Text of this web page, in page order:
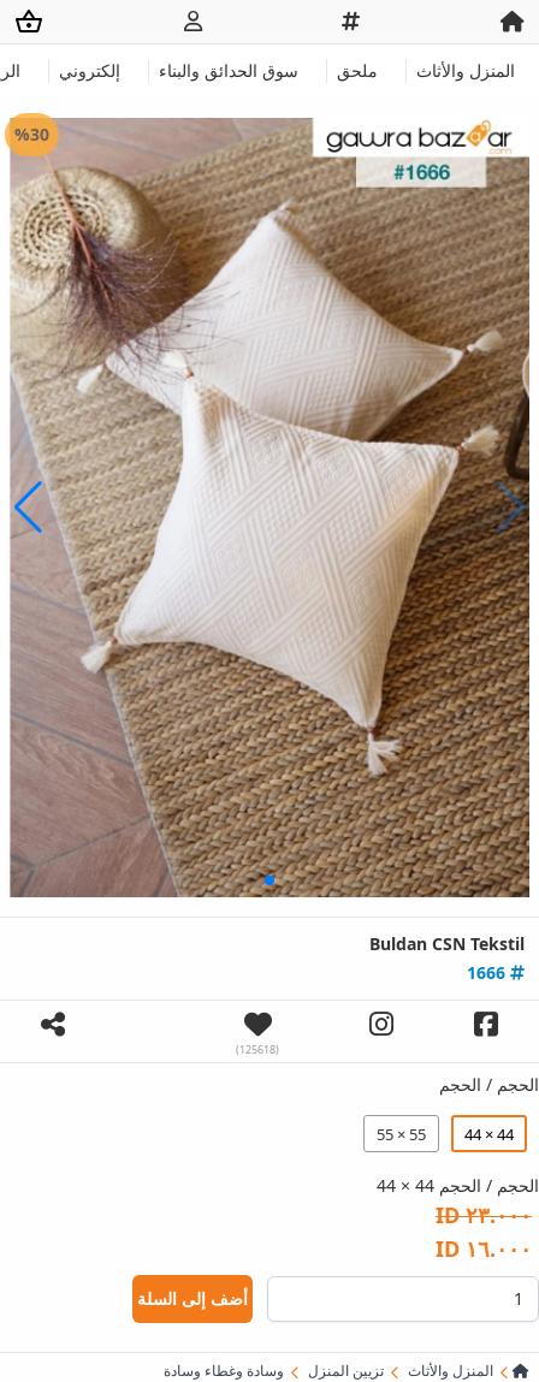
المنزل والأثاث ملحق سوق الحدائق والبناء إلكتروني
%30
Buldan CSN Tekstil
(125618)
الحجم / الحجم
44 × 44
55 × 55
الحجم / الحجم 44 × 44
٢٣.٠٠٠ ID
١٦.٠٠٠ ID
أضف إلى السلة
المنزل والأثاث تزيين المنزل وسادة وغطاء وسادة